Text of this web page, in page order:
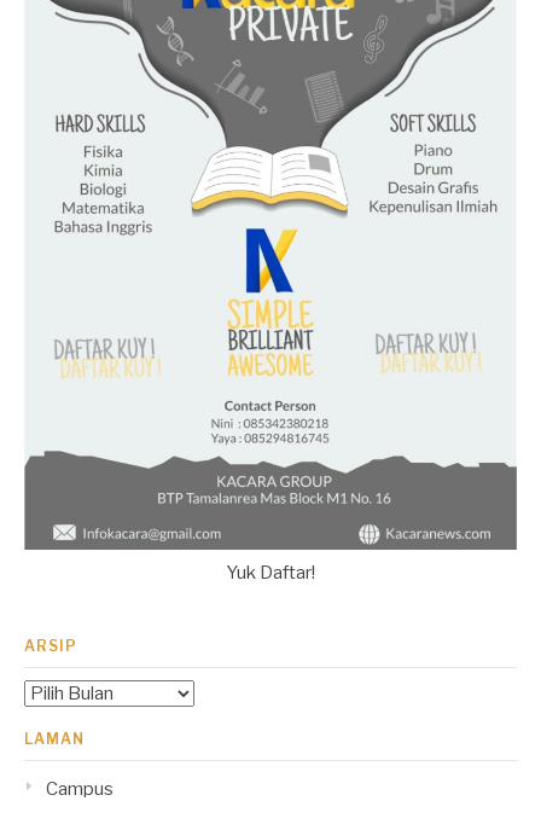
Yuk Daftar!
ARSIP
Arsip
LAMAN
Campus